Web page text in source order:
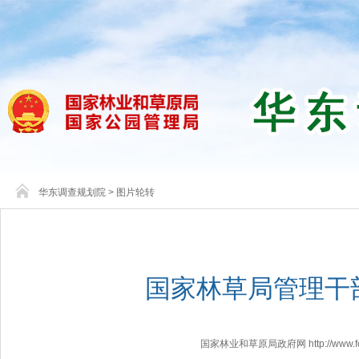
华东调查规划院 > 图片轮转
国家林草局管理
国家林业和草原局政府网 http://